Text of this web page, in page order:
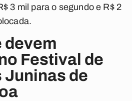
3 mil para o segundo e R$ 2
devem
Festival de
Juninas de